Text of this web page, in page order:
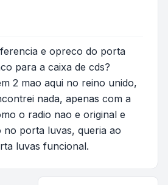
e opreco do porta
para a caixa de cds?
2 mao aqui no reino unido,
nada, apenas com a
o radio nao e original e
porta luvas, queria ao
luvas funcional.